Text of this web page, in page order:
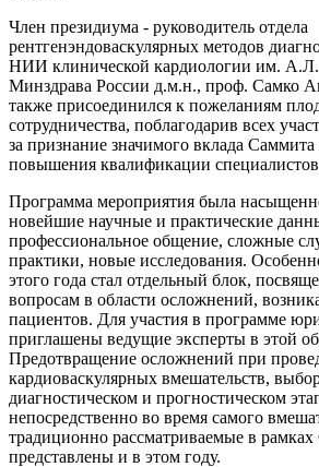
Член президиума - руководитель отдела
рентгенэндоваскулярных методов
НИИ клинической кардиологии им.
Минздрава России д.м.н., проф. Самко
также присоединился к пожеланиям
сотрудничества, поблагодарив всех
за признание значимого вклада Саммита
повышения квалификации
Программа мероприятия была
новейшие научные и практические
профессиональное общение, сложные
практики, новые исследования.
этого года стал отдельный блок,
вопросам в области осложнений,
пациентов. Для участия в программе
приглашены ведущие эксперты в этой
Предотвращение осложнений при
кардиоваскулярных вмешательств,
диагностическом и прогностическом
непосредственно во время самого
традиционно рассматриваемые в
представлены и в этом году.